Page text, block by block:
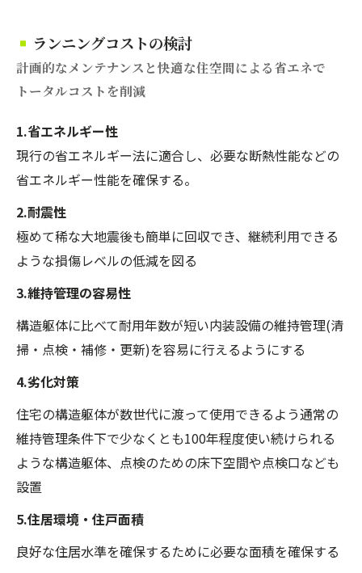
ランニングコストの検討
計画的なメンテナンスと快適な住空間による省エネで
トータルコストを削減
1.省エネルギー性
現行の省エネルギー法に適合し、必要な断熱性能などの
省エネルギー性能を確保する。
2.耐震性
極めて稀な大地震後も簡単に回収でき、継続利用できる
ような損傷レベルの低減を図る
3.維持管理の容易性
構造躯体に比べて耐用年数が短い内装設備の維持管理(清
掃・点検・補修・更新)を容易に行えるようにする
4.劣化対策
住宅の構造躯体が数世代に渡って使用できるよう通常の
維持管理条件下で少なくとも100年程度使い続けられる
ような構造躯体、点検のための床下空間や点検口なども
設置
5.住居環境・住戸面積
良好な住居水準を確保するために必要な面積を確保する